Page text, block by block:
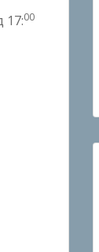
17:00